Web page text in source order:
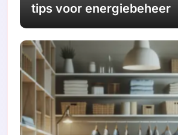
tips voor energiebeheer